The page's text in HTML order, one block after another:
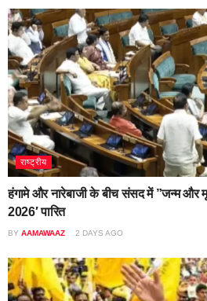
राष्ट्रीय
हंगामे और नारेबाजी के बीच संसद में ”जन्म और
2026′ पारित
BY AAMAWAAZ 2 DAYS AGO